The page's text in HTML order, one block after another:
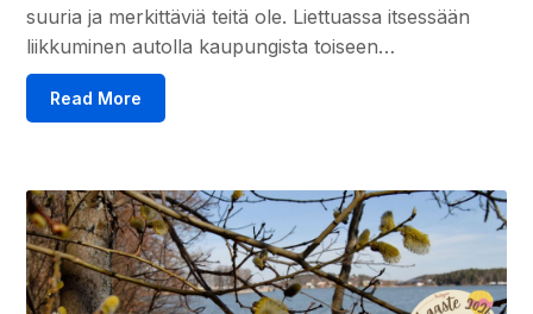
suuria ja merkittäviä teitä ole. Liettuassa itsessään
liikkuminen autolla kaupungista toiseen…
Read More